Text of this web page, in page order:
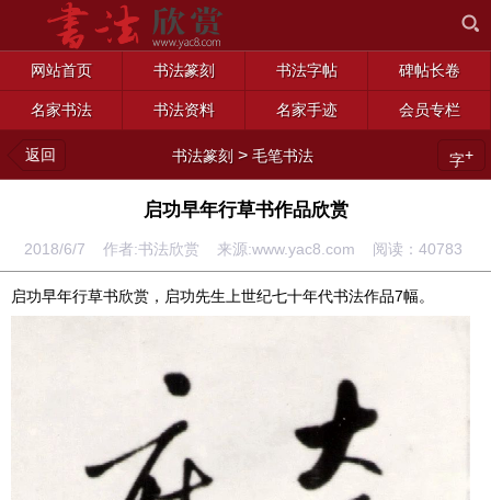
网站首页 书法篆刻 书法字帖 碑帖长卷
名家书法 书法资料 名家手迹 会员专栏
返回 书法篆刻 >毛笔书法 字+
启功早年行草书作品欣赏
2018/6/7 作者:书法欣赏 来源:www.yac8.com 阅读： 40783
启功早年行草书欣赏，启功先生上世纪七十年代书法作品7幅。